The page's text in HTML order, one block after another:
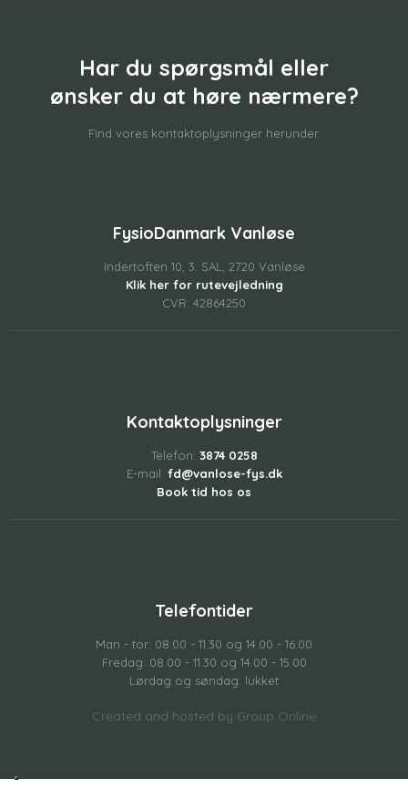
Har du spørgsmål eller
​ønsker du at høre nærmere?
Find vores kontaktoplysninger herunder.
FysioDanmark Vanløse
Indertoften 10, 3. SAL, 2720 Vanløse
Klik her for rutevejledning
CVR: 42864250
Kontaktoplysninger
Telefon: 3874 0258
E-mail: fd@vanlose-fys.dk
Book tid hos os
Telefontider
Man - tor: 08.00 - 11.30 og 14.00 - 16.00
Fredag: 08.00 - 11.30 og 14.00 - 15.00
Lørdag og søndag: lukket
Created and hosted by Group Online